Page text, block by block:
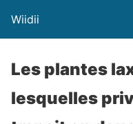
Wiidii
Les plantes
lesquelles